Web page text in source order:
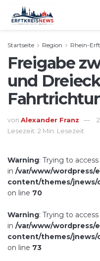
Startseite Region Rhein-
Freigabe
und
von Alexander Franz
Lesezeit: 2 Min. Lesezeit
Warning: Trying to
in /var/www/wordpress/
content/themes/jnews/
on line 70
Warning: Trying to
in /var/www/wordpress/
content/themes/jnews/
on line 73